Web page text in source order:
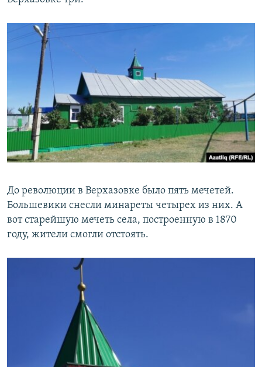
До революции в Верхазовке было пять мечетей.
Большевики снесли минареты четырех из них. А
вот старейшую мечеть села, построенную в 1870
году, жители смогли отстоять.